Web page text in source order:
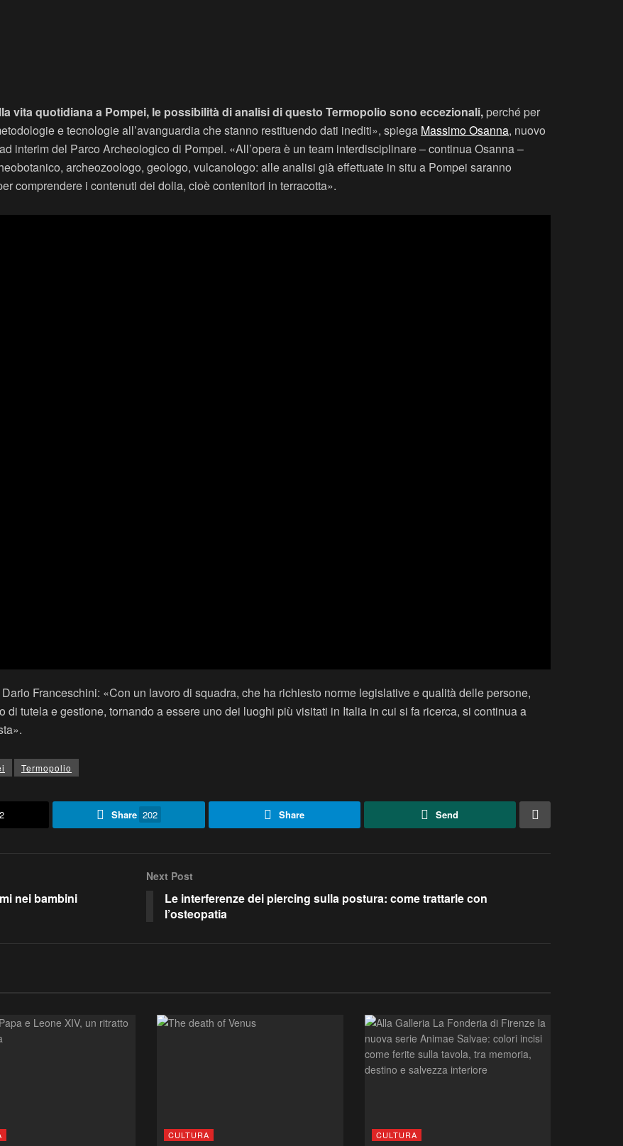
vita quotidiana a Pompei, le possibilità di analisi di questo Termopolio sono eccezionali, perché per
e tecnologie all’avanguardia che stanno restituendo dati inediti», spiega Massimo Osanna, nuovo
interim del Parco Archeologico di Pompei. «All’opera è un team interdisciplinare – continua Osanna –
archeozoologo, geologo, vulcanologo: alle analisi già effettuate in situ a Pompei saranno
comprendere i contenuti dei dolia, cioè contenitori in terracotta».
Franceschini: «Con un lavoro di squadra, che ha richiesto norme legislative e qualità delle persone,
tutela e gestione, tornando a essere uno dei luoghi più visitati in Italia in cui si fa ricerca, si continua a
Termopolio
Share 202 Share Send
nei bambini
Next Post
Le interferenze dei piercing sulla postura: come trattarle con
l’osteopatia
CULTURA CULTURA